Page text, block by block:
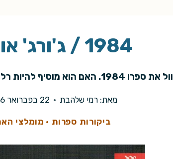
1984 / ג'ורג' אורוול
מאת: רמי שלהבת 22 בפברואר 2006
ביקורות ספרות · מומלצי